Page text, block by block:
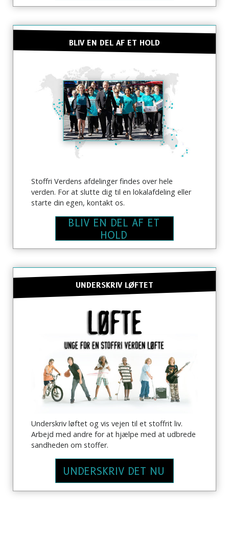
BLIV EN DEL AF ET HOLD
Stoffri Verdens afdelinger findes over hele
verden. For at slutte dig til en lokalafdeling eller
starte din egen, kontakt os.
BLIV EN DEL AF ET
HOLD
UNDERSKRIV LØFTET
Underskriv løftet og vis vejen til et stoffrit liv.
Arbejd med andre for at hjælpe med at udbrede
sandheden om stoffer.
UNDERSKRIV DET NU